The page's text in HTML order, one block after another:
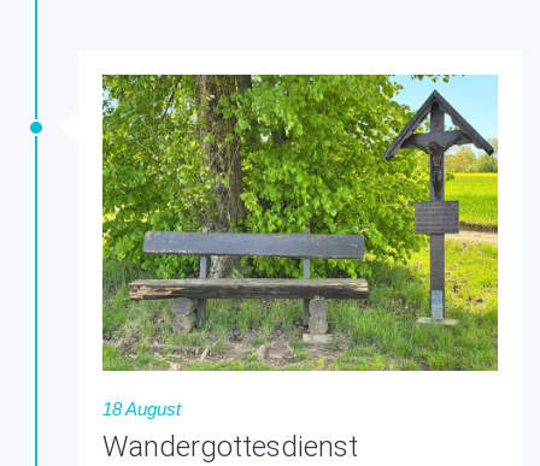
18 August
Wandergottesdienst